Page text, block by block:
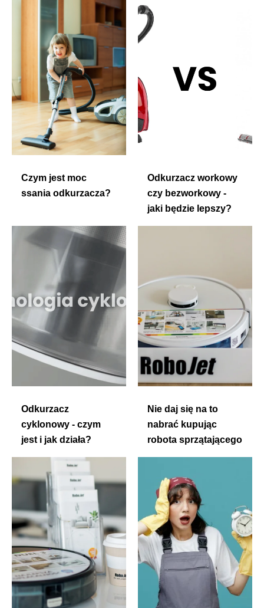
Czym jest moc
ssania odkurzacza?
Odkurzacz workowy
czy bezworkowy -
jaki będzie lepszy?
Odkurzacz
cyklonowy - czym
jest i jak działa?
Nie daj się na to
nabrać kupując
robota sprzątającego